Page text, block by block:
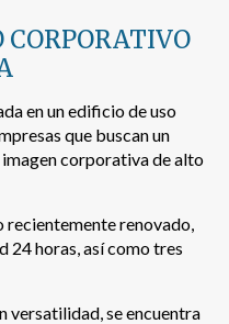
CORPORATIVO
en un edificio de uso
que buscan un
corporativa de alto
recientemente renovado,
24 horas, así como tres
versatilidad, se encuentra